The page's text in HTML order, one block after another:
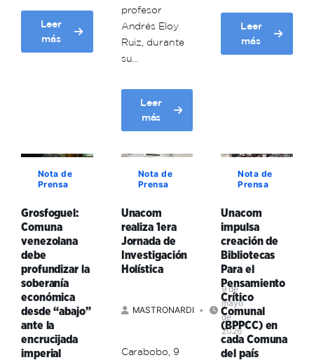
Leer
más
about
Rector
de
jornada
de
de
Formadores
Unacom
profesor
Andrés Eloy
Ruiz, durante
su…
Leer
más
about
Unacom
el
aprendizaje
como
proceso
colectivo,
asegura
docente
Ruiz
Leer
más
about
Unacom
Formadores
Comunales
hasta
17
de
mayo
Nota de
Prensa
Grosfoguel:
Comuna
venezolana
debe
profundizar la
soberanía
económica
desde “abajo”
ante la
encrucijada
imperial
Nota de
Prensa
Unacom
realiza 1era
Jornada de
Investigación
Holística
MASTRONARDI
9 de
mayo
de
2026
Carabobo, 9
Nota de
Prensa
Unacom
impulsa
creación de
Bibliotecas
Para el
Pensamiento
Crítico
Comunal
(BPPCC) en
cada Comuna
del país